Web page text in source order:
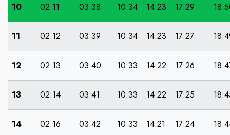
10 02:11 03:38 10:34 14:23 17:29
11 02:12 03:39 10:34 14:23 17:27
12 02:13 03:40 10:33 14:22 17:26
13 02:14 03:41 10:33 14:22 17:25
14 02:16 03:42 10:33 14:21 17:24